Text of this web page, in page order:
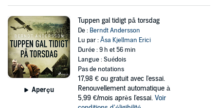
Aperçu
Tuppen gal tidigt på torsdag
De : Berndt Andersson
Lu par :Åsa Kjellman Erici
Durée : 9 h et 56 min
Langue : Suédois
Pas de notations
17,98 € ou gratuit avec l'essai.
Renouvellement automatique à
5,99 €/mois après l'essai. Voir